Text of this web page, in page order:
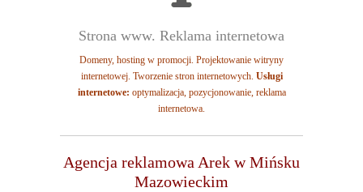
Strona www. Reklama internetowa
Domeny, hosting w promocji. Projektowanie witryny
internetowej. Tworzenie stron internetowych. Usługi
internetowe: optymalizacja, pozycjonowanie, reklama
internetowa.
Agencja reklamowa Arek w Mińsku
Mazowieckim